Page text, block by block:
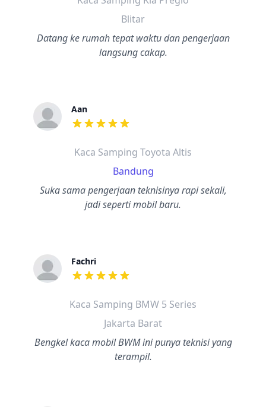
Blitar
Datang ke rumah tepat waktu dan pengerjaan
langsung cakap.
Aan
dari ulasan adalah bintang lima
Kaca Samping Toyota Altis
Bandung
Suka sama pengerjaan teknisinya rapi sekali,
jadi seperti mobil baru.
Fachri
dari ulasan adalah bintang lima
Kaca Samping BMW 5 Series
Jakarta Barat
Bengkel kaca mobil BWM ini punya teknisi yang
terampil.